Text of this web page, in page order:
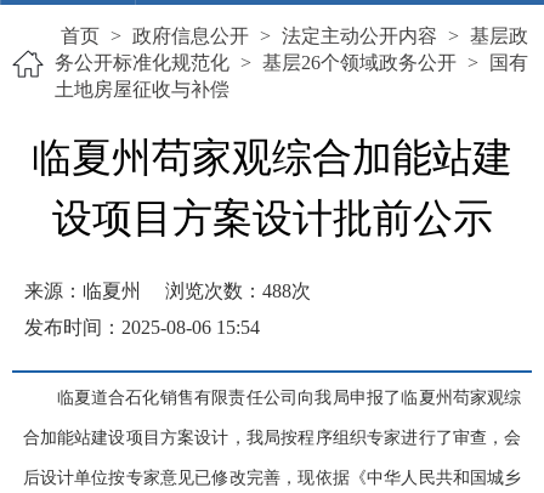
首页 > 政府信息公开 > 法定主动公开内容 > 基层政
务公开标准化规范化 > 基层26个领域政务公开 >
国有
土地房屋征收与补偿
临夏州苟家观综合加能站建
设项目方案设计批前公示
来源：临夏州 浏览次数： 488次
发布时间：2025-08-06 15:54
临夏道合石化销售有限责任公司向我局申报了临夏州苟家观综
合加能站建设项目方案设计，我局按程序组织专家进行了审查，会
后设计单位按专家意见已修改完善，现依据《中华人民共和国城乡